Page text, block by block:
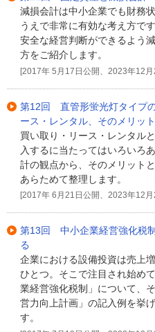
減損会計は中小企業でも財務
うえで非常に有効な考え方で
安全な経営判断ができるよう
方をご紹介します。
[2017年 5月17日公開、2023年12
第12回 直管形蛍光灯タイプ
ース・レンタル、そのメリッ
買い取り・リース・レンタル
入するに当たってはいろいろ
計の観点から、そのメリット
あらためて整理します。
[2017年 6月21日公開、2023年12
第13回 中小企業経営強化税
る
企業における設備投資は売上
ひとつ。そこで注目され始め
業経営強化税制」について、
営力向上計画」の記入例を挙
す。